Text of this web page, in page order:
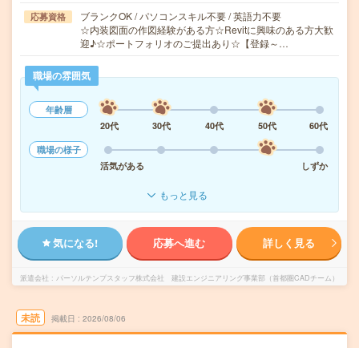
応募資格
ブランクOK / パソコンスキル不要 / 英語力不要
☆内装図面の作図経験がある方☆Revitに興味のある方大歓
迎♪☆ポートフォリオのご提出あり☆【登録～…
職場の雰囲気
年齢層
20代
30代 40代 50代
60代
職場の様子
活気がある
しずか
もっと見る
気になる! 応募へ進む 詳しく見る
派遣会社 パーソルテンプスタッフ株式会社 建設エンジニアリング事業部（首都圏CADチーム）
未読 掲載日 2026/08/06